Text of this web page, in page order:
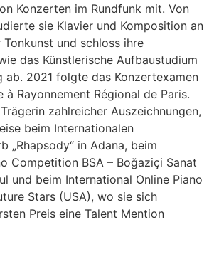
Konzerten im Rundfunk mit. Von
sie Klavier und Komposition an
und schloss ihre
das Künstlerische Aufbaustudium
ab. 2021 folgte das Konzertexamen
à Rayonnement Régional de Paris.
zahlreicher Auszeichnungen,
beim Internationalen
„Rhapsody“ in Adana, beim
Competition BSA – Boğaziçi Sanat
und beim International Online Piano
Stars (USA), wo sie sich
Preis eine Talent Mention